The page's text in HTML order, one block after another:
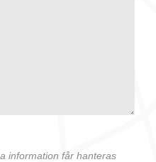
information får hanteras